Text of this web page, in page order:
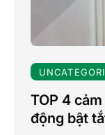
TOP 4
động bật